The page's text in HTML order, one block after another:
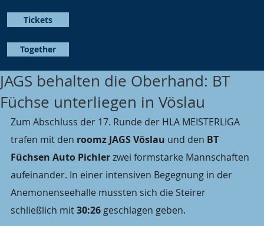
Together
Tickets
JAGS behalten die Oberhand: BT
Füchse unterliegen in Vöslau
Zum Abschluss der 17. Runde der HLA MEISTERLIGA
trafen mit den roomz JAGS Vöslau und den BT
Füchsen Auto Pichler zwei formstarke Mannschaften
aufeinander. In einer intensiven Begegnung in der
Anemonenseehalle mussten sich die Steirer
schließlich mit 30:26 geschlagen geben.